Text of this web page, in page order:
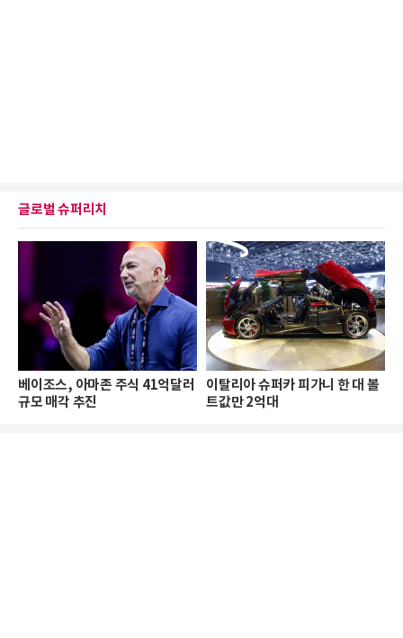
글로벌 슈퍼리치
베이조스, 아마존 주식 41억달러
규모 매각 추진
이탈리아 슈퍼카 피가니 한 대 볼
트값만 2억대